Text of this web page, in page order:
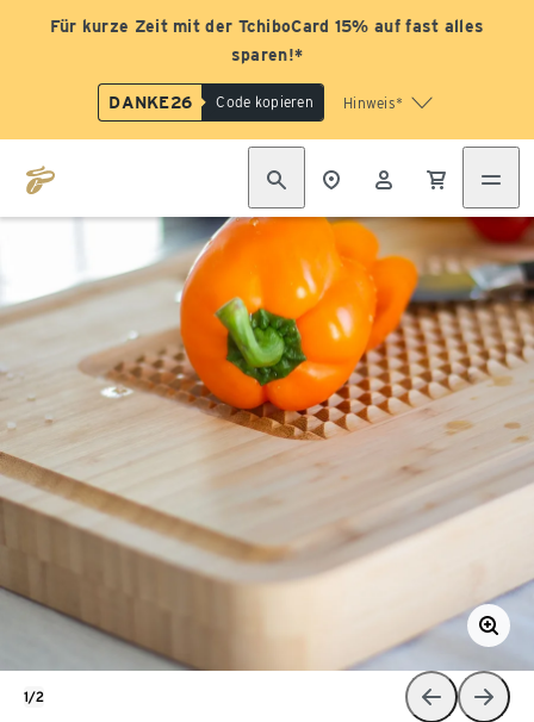
Für kurze Zeit mit der TchiboCard 15% auf fast alles
sparen!*
DANKE26 Code kopieren Hinweis*
1/2